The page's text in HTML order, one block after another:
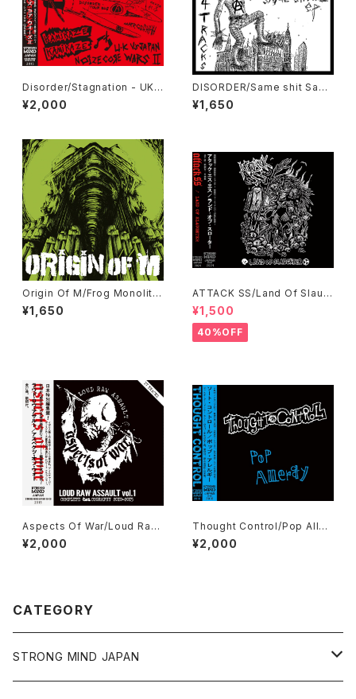
Disorder/Stagnation - UK v
s Japan Noize Core Wars II
CD
¥2,000
DISORDER/Same shit Sam
e Shovel EP
¥1,650
Origin Of M/Frog Monolith
7"EP + Press CD
¥1,650
ATTACK SS/Land Of Slaug
hter CD
¥1,500
40%OFF
Aspects Of War/Loud Raw
Assault CD
¥2,000
Thought Control/Pop Aller
gy CD
¥2,000
CATEGORY
STRONG MIND JAPAN